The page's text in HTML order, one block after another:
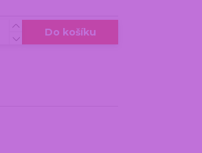
Do košíku